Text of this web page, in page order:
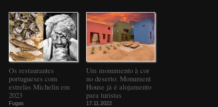
Os restaurantes
portugueses com
estrelas Michelin em
2023
Fugas
Um monumento à cor
no deserto: Monument
House já é alojamento
para turistas
17.11.2022